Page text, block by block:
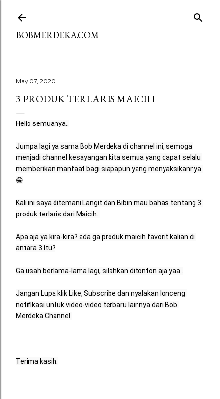
BOBMERDEKA.COM
May 07, 2020
3 PRODUK TERLARIS MAICIH
Hello semuanya..
Jumpa lagi ya sama Bob Merdeka di channel ini, semoga
menjadi channel kesayangan kita semua yang dapat selalu
memberikan manfaat bagi siapapun yang menyaksikannya
😁
Kali ini saya ditemani Langit dan Bibin mau bahas tentang 3
produk terlaris dari Maicih.
Apa aja ya kira-kira? ada ga produk maicih favorit kalian di
antara 3 itu?
Ga usah berlama-lama lagi, silahkan ditonton aja yaa..
Jangan Lupa klik Like, Subscribe dan nyalakan lonceng
notifikasi untuk video-video terbaru lainnya dari Bob
Merdeka Channel.
Terima kasih.